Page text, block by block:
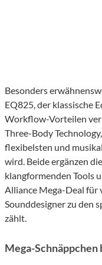
Besonders
EQ825, der klassische
Workflow-Vorteilen
Three-Body
flexibelsten und
wird. Beide ergänzen
klangformenden Tools
Alliance Mega-Deal für
Sounddesigner zu den
zählt.
Mega-Schnäppchen